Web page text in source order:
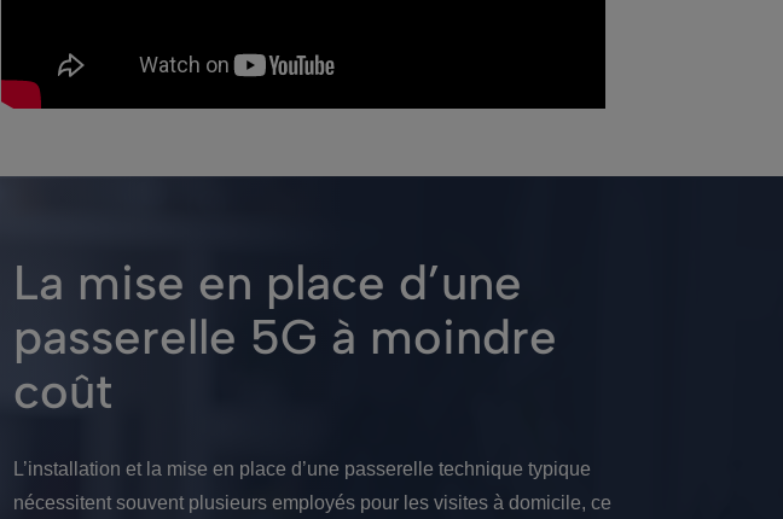
La mise en place d’une
passerelle 5G à moindre
coût
L’installation et la mise en place d’une passerelle technique typique
nécessitent souvent plusieurs employés pour les visites à domicile, ce